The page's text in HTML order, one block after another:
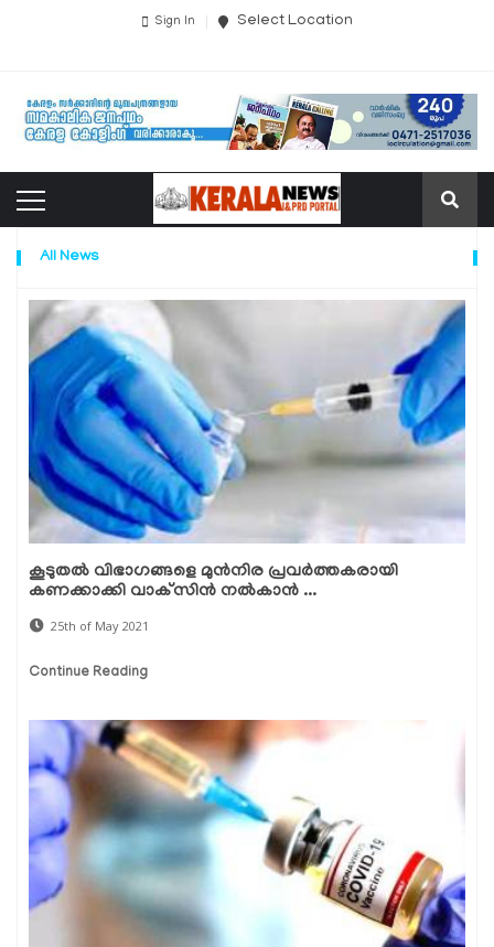
Sign In Select Location
All News
കൂടുതല്‍ വിഭാഗങ്ങളെ മുന്‍നിര പ്രവര്‍ത്തകരായി
കണക്കാക്കി വാക്‌സിന്‍ നല്‍കാന്‍ ...
25th of May 2021
Continue Reading